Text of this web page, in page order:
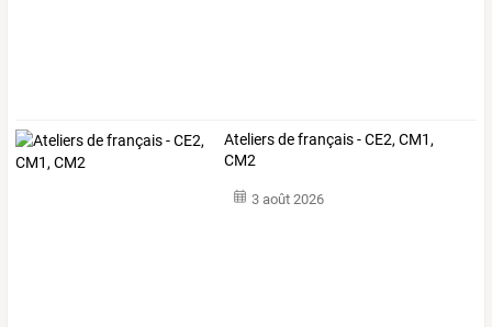
Ateliers de français - CE2, CM1,
CM2
3 août 2026